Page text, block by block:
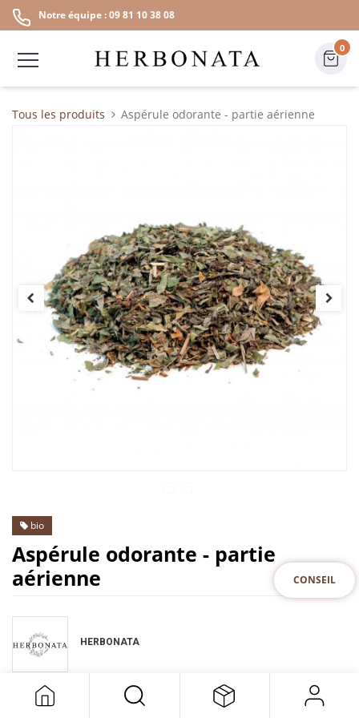
Notre équipe : 09 81 10 38 08
0
CONSEIL
Tous les produits Aspérule odorante - partie aérienne
bio
Aspérule odorante - partie
aérienne
HERBONATA
DESCRIPTION SPECIFICATION